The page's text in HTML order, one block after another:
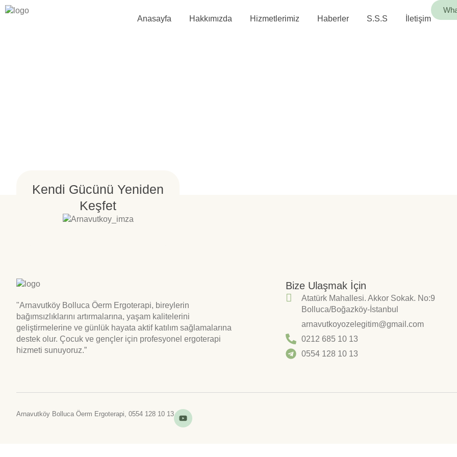
Anasayfa Hakkımızda Hizmetlerimiz Haberler S.S.S İletişim
Kendi Gücünü Yeniden
Keşfet
"Arnavutköy Bolluca Öerm Ergoterapi, bireylerin
bağımsızlıklarını artırmalarına, yaşam kalitelerini
geliştirmelerine ve günlük hayata aktif katılım sağlamalarına
destek olur. Çocuk ve gençler için profesyonel ergoterapi
hizmeti sunuyoruz.”
Bize Ulaşmak İçin
Atatürk Mahallesi. Akkor Sokak. No:9
Bolluca/Boğazköy-İstanbul
arnavutkoyozelegitim@gmail.com
0212 685 10 13
0554 128 10 13
Arnavutköy Bolluca Öerm Ergoterapi, 0554 128 10 13